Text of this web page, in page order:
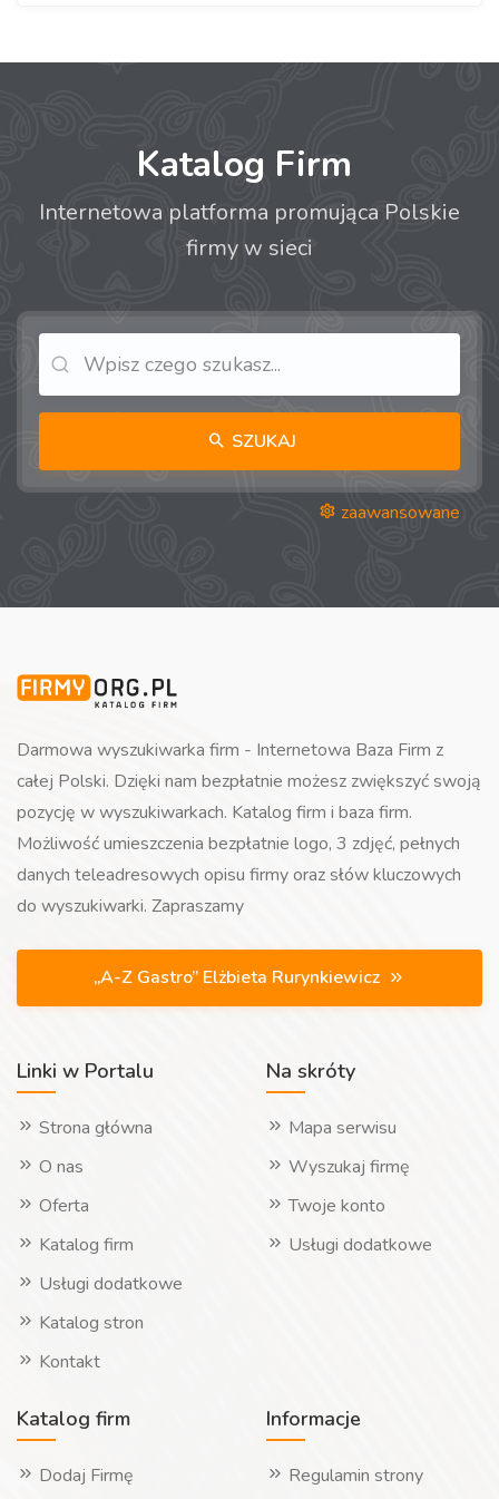
Katalog Firm
Internetowa platforma promująca Polskie
firmy w sieci
SZUKAJ
zaawansowane
Darmowa wyszukiwarka firm - Internetowa Baza Firm z
całej Polski. Dzięki nam bezpłatnie możesz zwiększyć swoją
pozycję w wyszukiwarkach. Katalog firm i baza firm.
Możliwość umieszczenia bezpłatnie logo, 3 zdjęć, pełnych
danych teleadresowych opisu firmy oraz słów kluczowych
do wyszukiwarki. Zapraszamy
„A-Z Gastro” Elżbieta Rurynkiewicz
Linki w Portalu
Strona główna
O nas
Oferta
Katalog firm
Usługi dodatkowe
Katalog stron
Kontakt
Na skróty
Mapa serwisu
Wyszukaj firmę
Twoje konto
Usługi dodatkowe
Katalog firm
Dodaj Firmę
Informacje
Regulamin strony